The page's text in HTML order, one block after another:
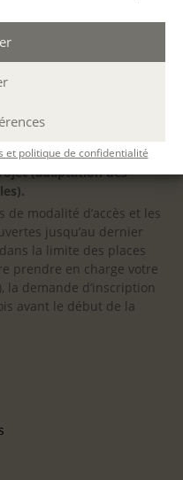
et politique de confidentialité
Si vous avez besoin
n’hésitez pas
inscription afin
(adaptation des
de modalité d’accès et les
jusqu’au dernier
la limite des places
prendre en charge votre
la demande d’inscription
avant le début de la